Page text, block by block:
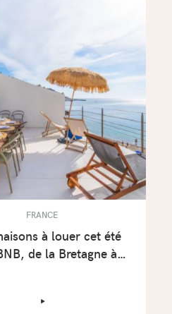
FRANCE
à louer cet été
de la Bretagne à…
‣